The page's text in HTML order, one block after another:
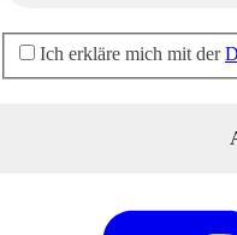
Ich erkläre mich mit der